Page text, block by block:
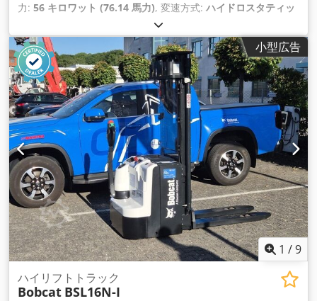
力: 56 キロワット (76.14 馬力), 変速方式: ハイドロスタティッ
, 揚力:
稼働時間:4,871 h, 装備:キャビン, パレットフォーク,
小型広告
1 /9
ハイリフトトラック
Bobcat BSL16N-I